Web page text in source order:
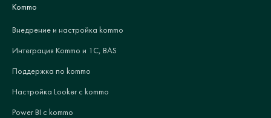
Kommo
Внедрение и настройка kommo
Интеграция Kommo и 1С, BAS
Поддержка по kommo
Настройка Looker с kommo
Power BI с kommo